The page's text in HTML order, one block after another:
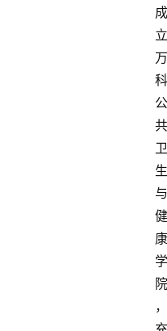
成
立
万
科
公
共
卫
生
与
健
康
学
院
，